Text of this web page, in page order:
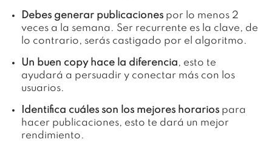
Debes generar publicaciones por lo menos 2
veces a la semana. Ser recurrente es la clave, de
lo contrario, serás castigado por el algoritmo.
Un buen copy hace la diferencia, esto te
ayudará a persuadir y conectar más con los
usuarios.
Identifica cuáles son los mejores horarios para
hacer publicaciones, esto te dará un mejor
rendimiento.